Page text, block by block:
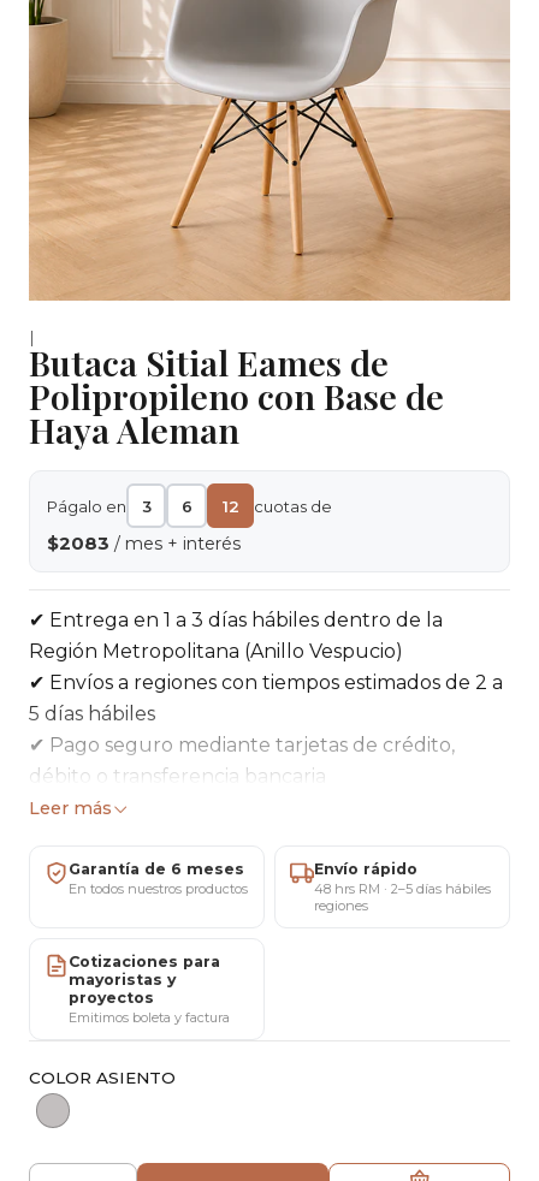
|
Butaca Sitial Eames de
Polipropileno con Base de
Haya Aleman
Págalo en 3 6 12 cuotas de
$2083 / mes + interés
✔ Entrega en 1 a 3 días hábiles dentro de la
Región Metropolitana (Anillo Vespucio)
✔ Envíos a regiones con tiempos estimados de 2 a
5 días hábiles
✔ Pago seguro mediante tarjetas de crédito,
débito o transferencia bancaria
✔ 5 días para cambios o devoluciones según
✔ 6 meses de garantía por defectos de fabricación
respaldada por MARICAT®
(atención con cita previa)
✔ Atención personalizada por WhatsApp o
teléfono: +56 9 5812 56898
particulares
✔ Cotizaciones especiales para compras mayoristas
Leer más
Garantía de 6 meses
En todos nuestros productos
Envío rápido
48 hrs RM · 2–5 días hábiles
regiones
Cotizaciones para
mayoristas y
proyectos
Emitimos boleta y factura
COLOR ASIENTO